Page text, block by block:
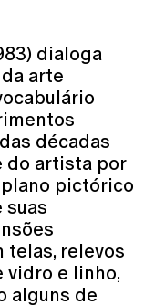
dialoga
arte
décadas
do artista por
pictórico
suas
telas, relevos
vidro e linho,
alguns de